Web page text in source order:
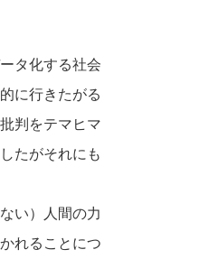
タ化する社会
に行きたがる
判をテマヒマ
たがそれにも
い）人間の力
れることにつ